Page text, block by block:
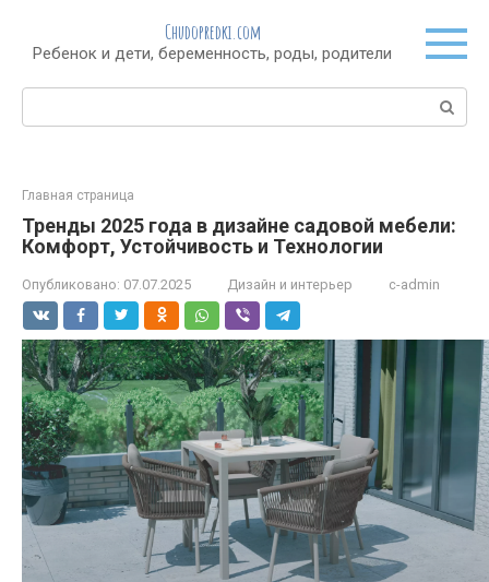
контенту
Chudopredki.com
Ребенок и дети, беременность, роды, родители
Поиск:
Главная страница
Тренды 2025 года в дизайне садовой мебели:
Комфорт, Устойчивость и Технологии
Опубликовано: 07.07.2025 Дизайн и интерьер c-admin